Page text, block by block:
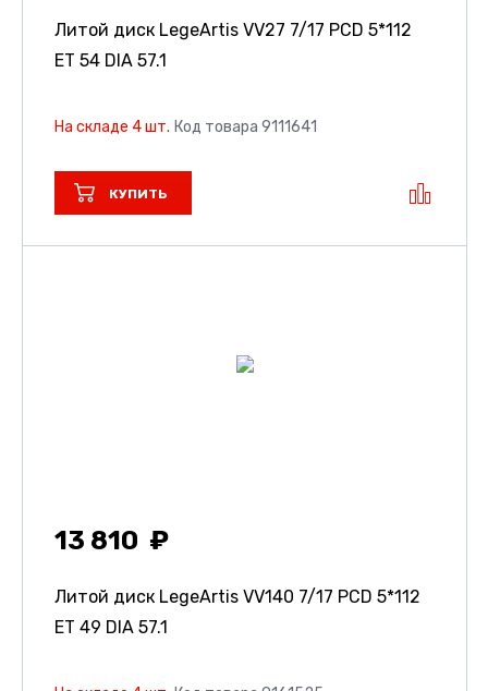
Литой диск LegeArtis VV27 7/17 PCD 5*112
ET 54 DIA 57.1
На складе 4 шт. Код товара 9111641
КУПИТЬ
13 810
Литой диск LegeArtis VV140 7/17 PCD 5*112
ET 49 DIA 57.1